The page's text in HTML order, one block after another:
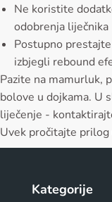
Ne koristite
odobrenja liječnika
Postupno
izbjegli rebound
Pazite na mamurluk,
bolove u dojkama. U
liječenje -
Uvek pročitajte
Kategorije